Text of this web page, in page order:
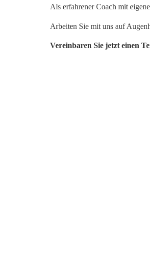
Als erfahrener Coach mit
Arbeiten Sie mit uns auf
Vereinbaren Sie jetzt einen